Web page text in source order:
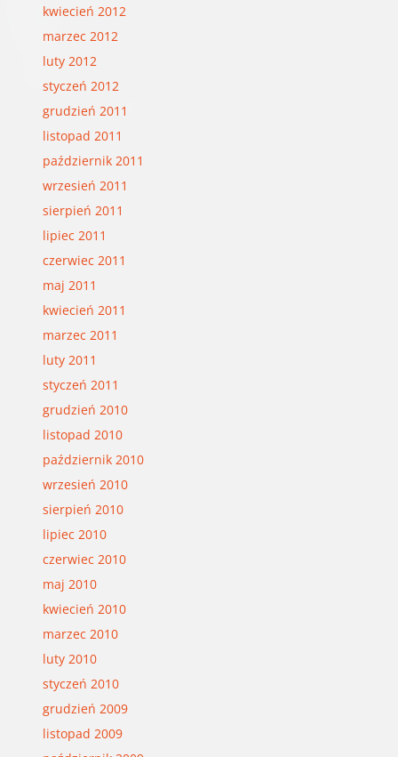
kwiecień 2012
marzec 2012
luty 2012
styczeń 2012
grudzień 2011
listopad 2011
październik 2011
wrzesień 2011
sierpień 2011
lipiec 2011
czerwiec 2011
maj 2011
kwiecień 2011
marzec 2011
luty 2011
styczeń 2011
grudzień 2010
listopad 2010
październik 2010
wrzesień 2010
sierpień 2010
lipiec 2010
czerwiec 2010
maj 2010
kwiecień 2010
marzec 2010
luty 2010
styczeń 2010
grudzień 2009
listopad 2009